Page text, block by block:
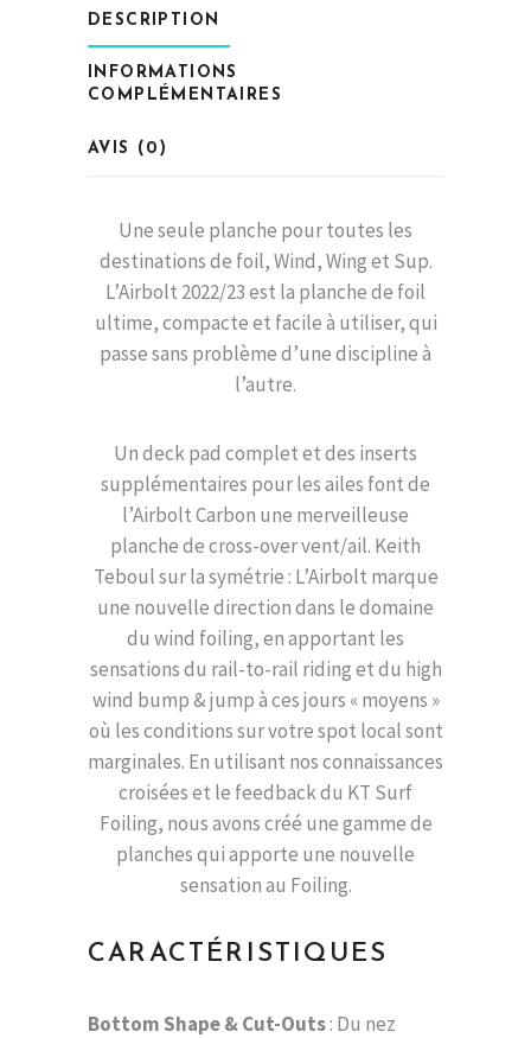
DESCRIPTION
INFORMATIONS
COMPLÉMENTAIRES
AVIS (0)
Une seule planche pour toutes les
destinations de foil, Wind, Wing et Sup.
L’Airbolt 2022/23 est la planche de foil
ultime, compacte et facile à utiliser, qui
passe sans problème d’une discipline à
l’autre.
Un deck pad complet et des inserts
supplémentaires pour les ailes font de
l’Airbolt Carbon une merveilleuse
planche de cross-over vent/ail. Keith
Teboul sur la symétrie : L’Airbolt marque
une nouvelle direction dans le domaine
du wind foiling, en apportant les
sensations du rail-to-rail riding et du high
wind bump & jump à ces jours « moyens »
où les conditions sur votre spot local sont
marginales. En utilisant nos connaissances
croisées et le feedback du KT Surf
Foiling, nous avons créé une gamme de
planches qui apporte une nouvelle
sensation au Foiling.
CARACTÉRISTIQUES
Bottom Shape & Cut-Outs: Du nez